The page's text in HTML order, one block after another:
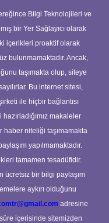
Bilgi Teknolojileri ve
bir Yer Sağlayıcı olarak
içerikleri proaktif olarak
bulunmamaktadır. Ancak,
taşımakta olup, siteye
Bu internet sitesi,
ile hiçbir bağlantısı
makaleler
haber niteliği taşımamakta
yapılmamaktadır.
tamamen tesadüfidir.
ücretsiz bir bilgi paylaşım
aykırı olduğunu
adresine
içerisinde sitemizden